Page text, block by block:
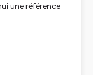
une référence